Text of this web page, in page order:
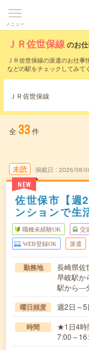
メニュー
ＪＲ佐世保線のお
ＪＲ佐世保線の派遣のお仕事
などの駅をチェックしてみて
ＪＲ佐世保線
全 33件
未読
NEW
掲載日 2026/08/
佐世保市【週
ンションで生
職種未経験OK 交
WEB登録OK 派遣
勤務地
長崎県佐
早岐駅か
駅から---
曜日頻度 週2日～
時間
★1日4時
7:00～